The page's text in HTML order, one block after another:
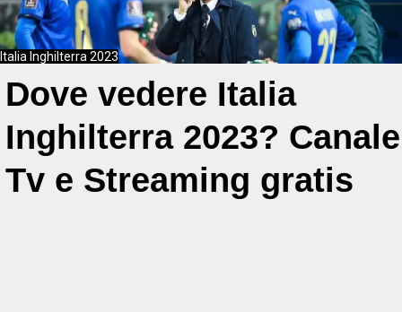
Italia Inghilterra 2023
Dove vedere Italia
Inghilterra 2023? Canale
Tv e Streaming gratis